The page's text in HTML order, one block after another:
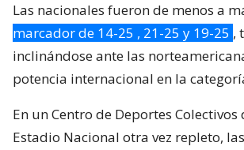
Las nacionales fueron de menos a
marcador de 14-25 , 21-25 y 19-25 ,
inclinándose ante las
potencia internacional en la
En un Centro de Deportes
Estadio Nacional otra vez repleto, las